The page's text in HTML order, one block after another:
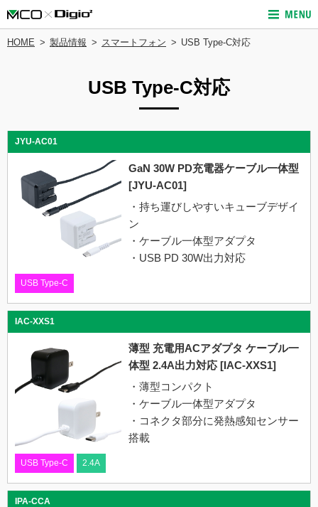
HOME 製品情報 スマートフォン USB Type-C対応
USB Type-C対応
JYU-AC01
GaN 30W PD充電器ケーブル一体型
[JYU-AC01]
・持ち運びしやすいキューブデザイ
ン
・ケーブル一体型アダプタ
・USB PD 30W出力対応
USB Type-C
IAC-XXS1
薄型 充電用ACアダプタ ケーブル一
体型 2.4A出力対応 [IAC-XXS1]
・薄型コンパクト
・ケーブル一体型アダプタ
・コネクタ部分に発熱感知センサー
搭載
USB Type-C 2.4A
IPA-CCA